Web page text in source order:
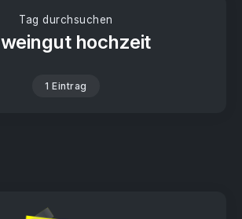
Tag durchsuchen
weingut hochzeit
1 Eintrag